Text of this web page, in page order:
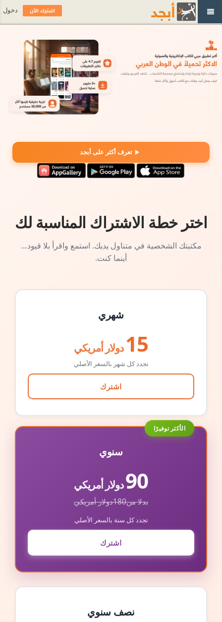
تعرف أكثر على أبجد
اختر خطة الاشتراك المناسبة لك
مكتبتك الشخصية في متناول يديك. استمع واقرأ بلا قيود…
أينما كنت.
شهري
15 دولار أمريكي
تجدد كل شهر بالسعر الأصلي
اشترك
الأكثر توفيرًا
سنوي
90دولار أمريكي
بدلا من180دولار أمريكي
تجدد كل سنة بالسعر الأصلي
اشترك
نصف سنوي
اشترك الآن دخول